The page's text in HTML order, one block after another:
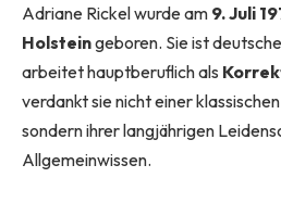
Adriane Rickel wurde am 9. Juli
Holsteingeboren. Sie ist
arbeitet hauptberuflich als
verdankt sie nicht einer
sondern ihrer langjährigen
Allgemeinwissen.